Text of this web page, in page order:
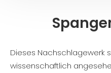
Dieses Nachschlagewerk
wissenschaftlich